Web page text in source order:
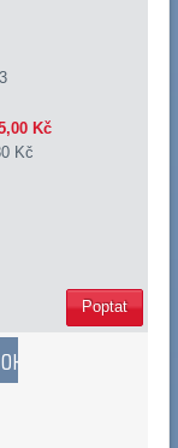
Kč
Kč
Poptat